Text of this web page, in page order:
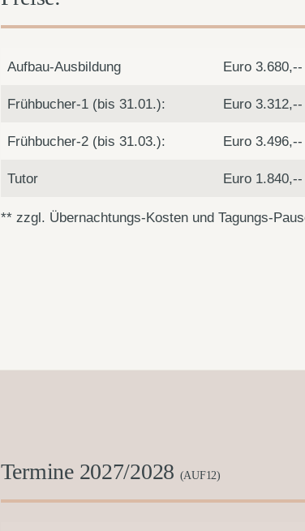
Aufbau-Ausbildung Euro 3.680,--
Frühbucher-1 (bis 31.01.): Euro 3.312,--
Frühbucher-2 (bis 31.03.): Euro 3.496,--
Tutor Euro
** zzgl. Übernachtungs-Kosten und Tagungs-
Termine 2027/2028 (AUF12)